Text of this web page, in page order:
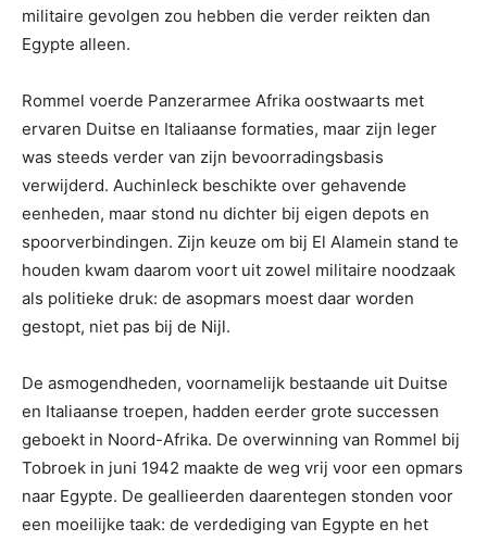
militaire gevolgen zou hebben die verder reikten dan
Egypte alleen.
Rommel voerde Panzerarmee Afrika oostwaarts met
ervaren Duitse en Italiaanse formaties, maar zijn leger
was steeds verder van zijn bevoorradingsbasis
verwijderd. Auchinleck beschikte over gehavende
eenheden, maar stond nu dichter bij eigen depots en
spoorverbindingen. Zijn keuze om bij El Alamein stand te
houden kwam daarom voort uit zowel militaire noodzaak
als politieke druk: de asopmars moest daar worden
gestopt, niet pas bij de Nijl.
De asmogendheden, voornamelijk bestaande uit Duitse
en Italiaanse troepen, hadden eerder grote successen
geboekt in Noord-Afrika. De overwinning van Rommel bij
Tobroek in juni 1942 maakte de weg vrij voor een opmars
naar Egypte. De geallieerden daarentegen stonden voor
een moeilijke taak: de verdediging van Egypte en het